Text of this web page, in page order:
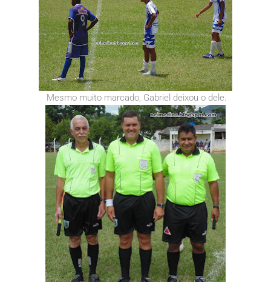
Mesmo muito marcado, Gabriel deixou o dele.